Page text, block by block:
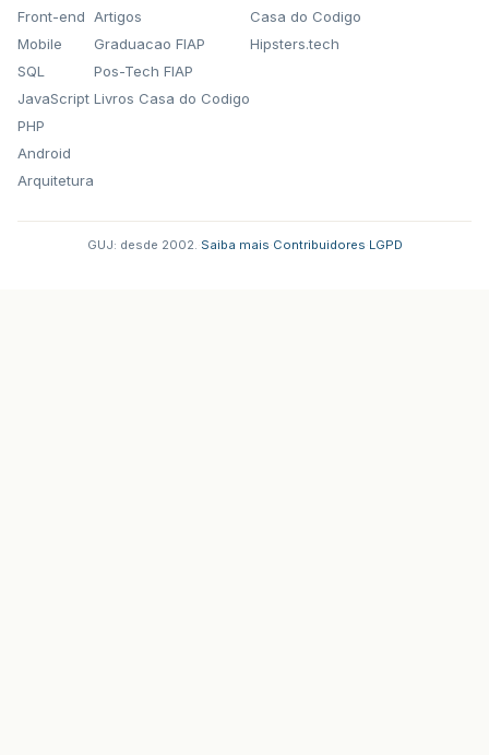
Front-end
Mobile
SQL
JavaScript
PHP
Android
Arquitetura
Artigos
Graduacao FIAP
Pos-Tech FIAP
Livros Casa do Codigo
Casa do Codigo
Hipsters.tech
GUJ: desde 2002. Saiba mais Contribuidores LGPD